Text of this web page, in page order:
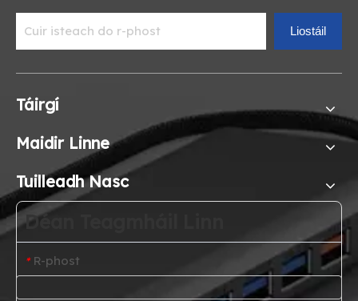
Liostáil
Táirgí
Maidir Linne
Tuilleadh Nasc
Déan Teagmháil Linn
* R-phost